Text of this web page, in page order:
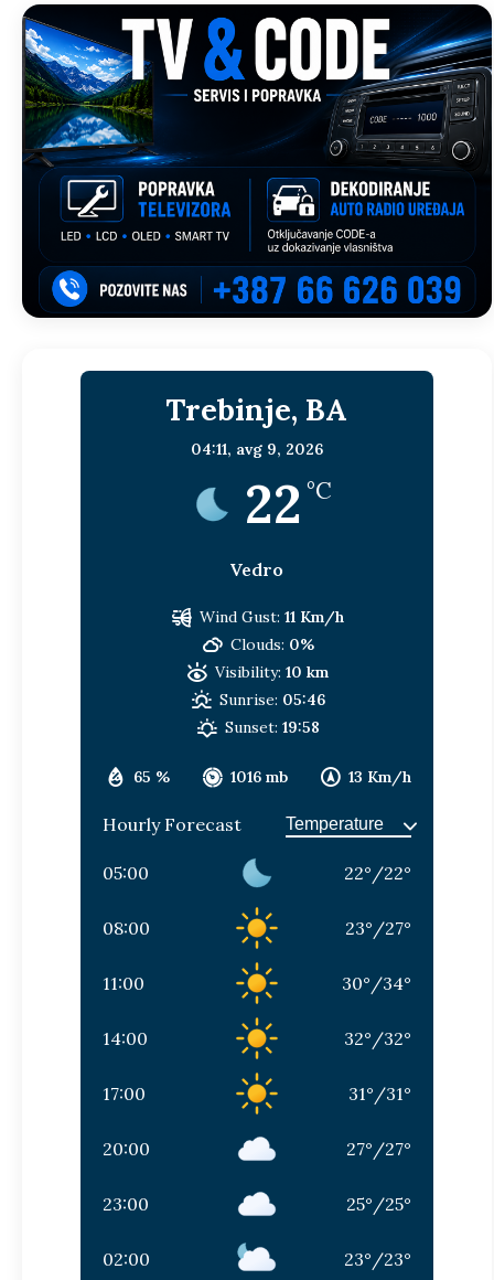
Trebinje, BA
04:11, avg 9, 2026
22 °C
Vedro
65 % 1016 mb 13 Km/h
Wind Gust: 11 Km/h
Clouds: 0%
Visibility: 10 km
Sunrise: 05:46
Sunset: 19:58
Hourly Forecast
05:00 22° /22°
08:00 23° /27°
11:00 30° /34°
14:00 32° /32°
17:00 31° /31°
20:00 27° /27°
23:00 25° /25°
02:00 23° /23°